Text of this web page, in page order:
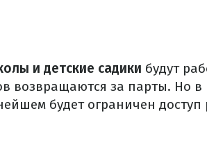
и детские садики будут
возвращаются за парты. Но
будет ограничен доступ